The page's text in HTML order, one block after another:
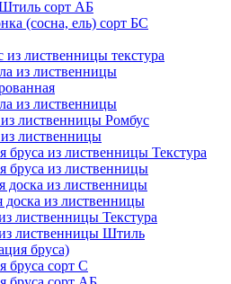
сорт АБ
(сосна, ель) сорт БС
из лиственницы текстура
из лиственницы
из лиственницы
лиственницы Ромбус
лиственницы
бруса из лиственницы Текстура
бруса из лиственницы
доска из лиственницы
доска из лиственницы
лиственницы Текстура
лиственницы Штиль
бруса)
бруса сорт С